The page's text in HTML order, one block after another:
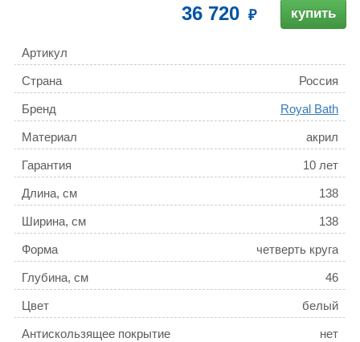
36 720 купить
Артикул
Страна Россия
Бренд Royal Bath
Материал акрил
Гарантия 10 лет
Длина, см 138
Ширина, см 138
Форма четверть круга
Глубина, см 46
Цвет белый
Антискользящее покрытие нет